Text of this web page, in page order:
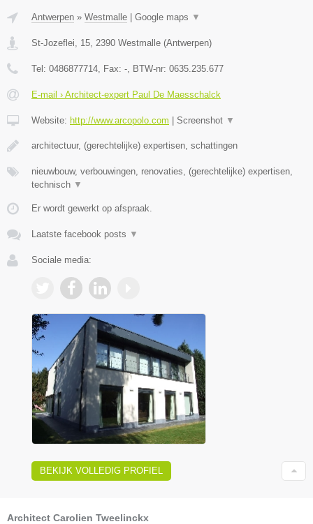
Antwerpen » Westmalle Google maps ▼
St-Jozeflei, 15, 2390 Westmalle (Antwerpen)
Tel: 0486877714, Fax: -, BTW-nr: 0635.235.677
E-mail › Architect-expert Paul De Maesschalck
Website: http://www.arcopolo.com Screenshot ▼
architectuur, (gerechtelijke) expertisen, schattingen
nieuwbouw, verbouwingen, renovaties, (gerechtelijke) expertisen,
technisch ▼
Er wordt gewerkt op afspraak.
Laatste facebook posts ▼
Sociale media:
BEKIJK VOLLEDIG PROFIEL
Architect Carolien Tweelinckx